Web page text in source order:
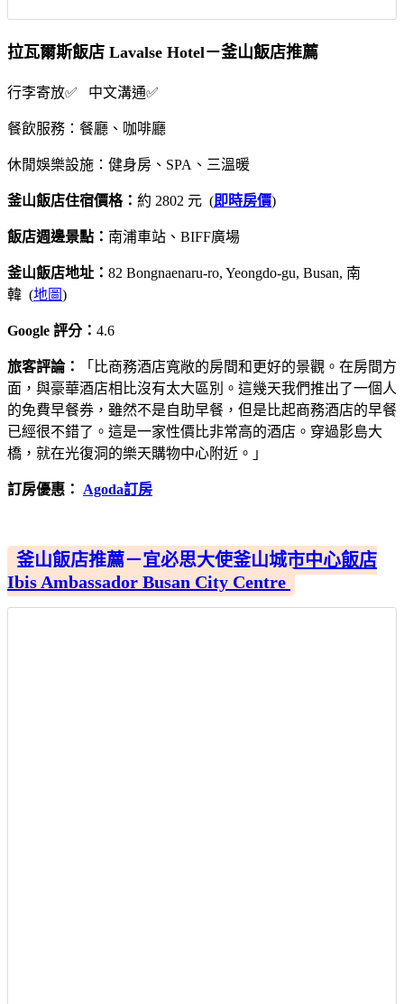
拉瓦爾斯飯店 Lavalse Hotel－釜山飯店推薦
行李寄放✅ 中文溝通✅
餐飲服務：餐廳、咖啡廳
休閒娛樂設施：健身房、SPA、三溫暖
釜山飯店住宿價格： 約 2802 元 (即時房價)
飯店週邊景點： 南浦車站、BIFF廣場
釜山飯店地址： 82 Bongnaenaru-ro, Yeongdo-gu, Busan, 南
韓 (地圖)
Google 評分： 4.6
旅客評論：
「比商務酒店寬敞的房間和更好的景觀。在房間方
面，與豪華酒店相比沒有太大區別。這幾天我們推出了一個人
的免費早餐券，雖然不是自助早餐，但是比起商務酒店的早餐
已經很不錯了。這是一家性價比非常高的酒店。穿過影島大
橋，就在光復洞的樂天購物中心附近。」
訂房優惠： Agoda訂房
釜山飯店推薦－宜必思大使釜山城市中心飯店
Ibis Ambassador Busan City Centre